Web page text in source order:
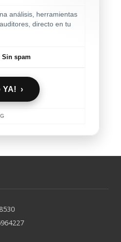
análisis, herramientas
directo en tu
Sin spam
YA! ›